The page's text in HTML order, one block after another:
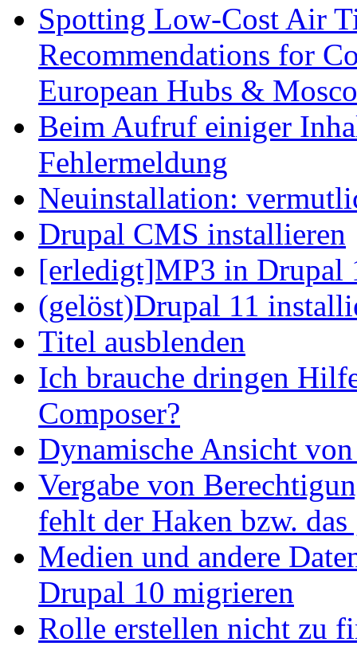
Spotting Low-Cost Air
Recommendations for
European Hubs &
Beim Aufruf einiger
Fehlermeldung
Neuinstallation:
Drupal CMS installieren
[erledigt]MP3 in Drupal
(gelöst)Drupal 11
Titel ausblenden
Ich brauche dringen
Composer?
Dynamische Ansicht
Vergabe von
fehlt der Haken bzw.
Medien und andere
Drupal 10 migrieren
Rolle erstellen nicht zu